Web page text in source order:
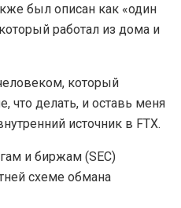
был описан как «один
работал из дома и
который
что делать, и оставь меня
источник в FTX.
и биржам (SEC)
схеме обмана